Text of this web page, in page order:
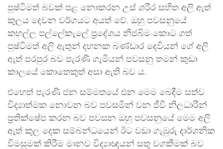
පුෂ්ටිමත් බවක් පළ නොකරන උස් ශරීර සහිත අලි ඇත්
කුලය දෙවන වර්ගයට අයත් වේ. ඔහු පවසනුයේ
කහල්ල පල්ලේකැලේ ප්‍රදේශය නිජබිම කොට ගත්
පුෂ්ටිමත් අලි ඇතුන් දහනක බණ්ඩාර දෙවියන් ගේ අලි
ඇත් පරපුර බව පැරණි ගැමියන් පවසනු තමන් කුඩා
කාලයේ කොතෙකුත් අසා ඇති බව ය.
එහෙත් පැරණි ජන සම්මතයේ එන මෙම බෙදීම සත්ව
විද්‍යාත්මක නොවන බව පවසමින් වන ජීවී නිලධාරීන්
ප්‍රතික්ෂේප කරන බව පවසන ඔහු පවසනුයේ මෙම අලි
ඇත් කුල දෙක සම්බන්ධයෙන් ඊට වඩා ගැඹුරු දාර්ශනික
විමසුමක් කිරීම මානව විද්‍යාඥයන් සතු වගකීමක් බව